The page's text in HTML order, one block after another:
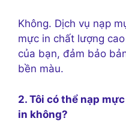
Không. Dịch vụ nạp
mực in chất lượng
của bạn, đảm bảo
bền màu.
2. Tôi có thể nạp
in không?